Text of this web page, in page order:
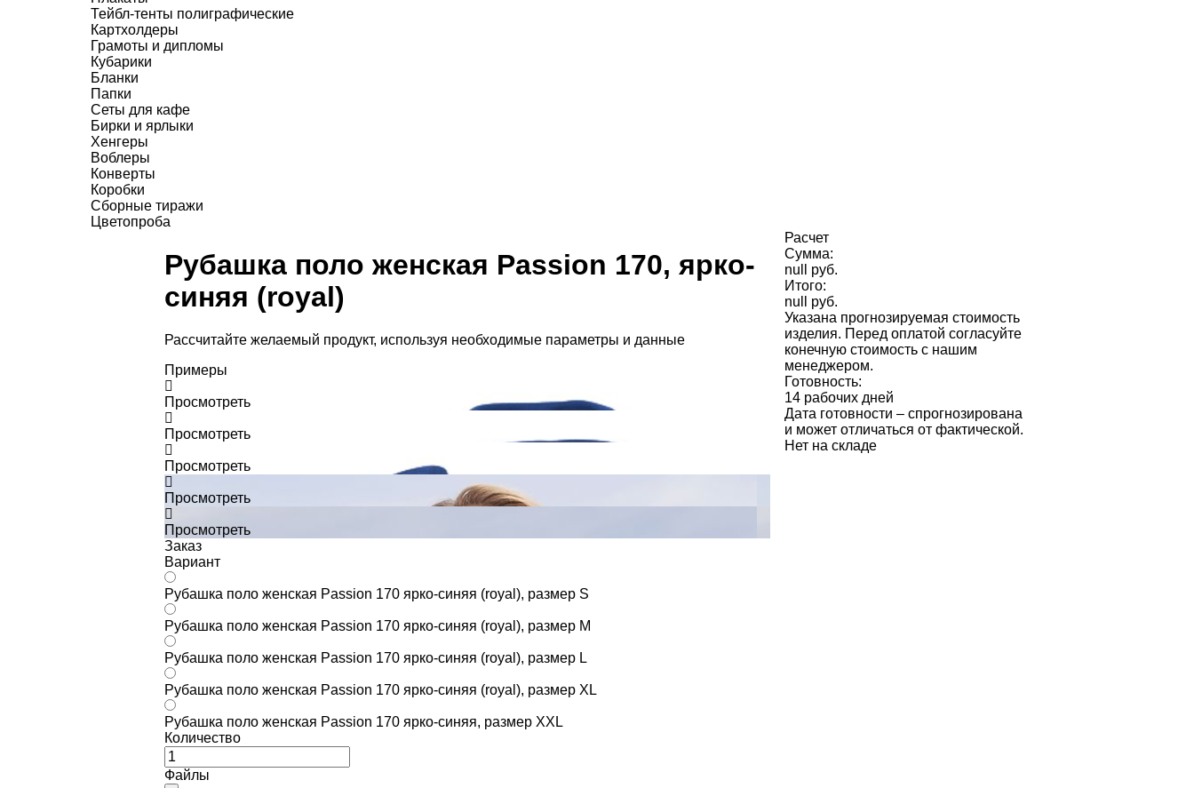
Тейбл-тенты полиграфические
Картхолдеры
Грамоты и дипломы
Кубарики
Бланки
Папки
Сеты для кафе
Бирки и ярлыки
Хенгеры
Воблеры
Конверты
Коробки
Сборные тиражи
Цветопроба
Рубашка поло женская Passion 170, ярко-
синяя (royal)
Рассчитайте желаемый продукт, используя необходимые параметры и данные
Примеры
Просмотреть
Просмотреть
Просмотреть
Просмотреть
Просмотреть
Заказ
Вариант
Рубашка поло женская Passion 170 ярко-синяя (royal), размер S
Рубашка поло женская Passion 170 ярко-синяя (royal), размер M
Рубашка поло женская Passion 170 ярко-синяя (royal), размер L
Рубашка поло женская Passion 170 ярко-синяя (royal), размер XL
Рубашка поло женская Passion 170 ярко-синяя, размер XXL
Количество
Файлы
Расчет
Сумма:
null руб.
Итого:
null руб.
Указана прогнозируемая стоимость
изделия. Перед оплатой согласуйте
конечную стоимость с нашим
менеджером.
Готовность:
14 рабочих дней
Дата готовности – спрогнозирована
и может отличаться от фактической.
Нет на складе